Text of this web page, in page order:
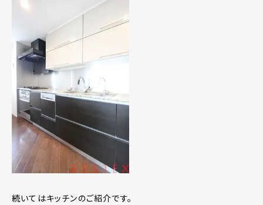
続いてはキッチンのご紹介です。